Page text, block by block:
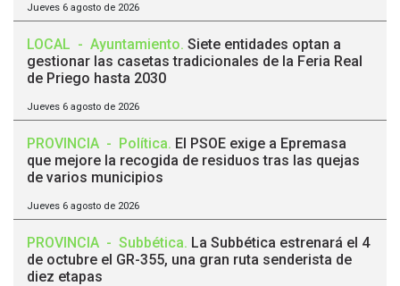
Jueves 6 agosto de 2026
LOCAL - Ayuntamiento. Siete entidades optan a
gestionar las casetas tradicionales de la Feria Real
de Priego hasta 2030
Jueves 6 agosto de 2026
PROVINCIA - Política. El PSOE exige a Epremasa
que mejore la recogida de residuos tras las quejas
de varios municipios
Jueves 6 agosto de 2026
PROVINCIA - Subbética. La Subbética estrenará el 4
de octubre el GR-355, una gran ruta senderista de
diez etapas